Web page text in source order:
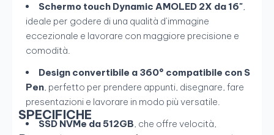
Schermo touch Dynamic AMOLED 2X da 16",
ideale per godere di una qualità d’immagine
eccezionale e lavorare con maggiore precisione e
comodità.
Design convertibile a 360° compatibile con S
Pen, perfetto per prendere appunti, disegnare, fare
presentazioni e lavorare in modo più versatile.
SSD NVMe da 512GB, che offre velocità,
SPECIFICHE